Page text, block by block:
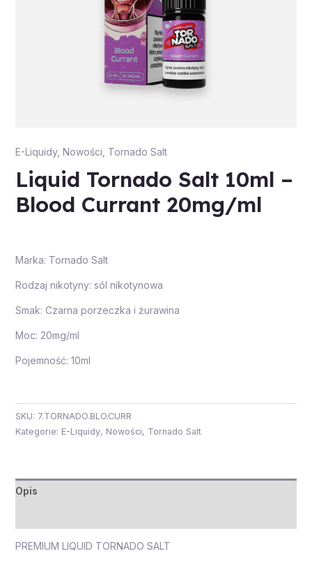
E-Liquidy, Nowości Tornado Salt
Liquid Tornado Salt 10ml –
Blood Currant 20mg/ml
Marka: Tornado Salt
Rodzaj nikotyny: sól nikotynowa
Smak: Czarna porzeczka i żurawina
Moc: 20mg/ml
Pojemność: 10ml
SKU: 7.TORNADO.BLO.CURR
Kategorie: E-Liquidy, Nowości, Tornado Salt
Opis
PREMIUM LIQUID TORNADO SALT